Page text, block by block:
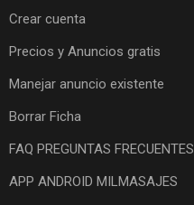
Crear cuenta
Precios y Anuncios gratis
Manejar anuncio existente
Borrar Ficha
FAQ PREGUNTAS FRECUENTES
APP ANDROID MILMASAJES